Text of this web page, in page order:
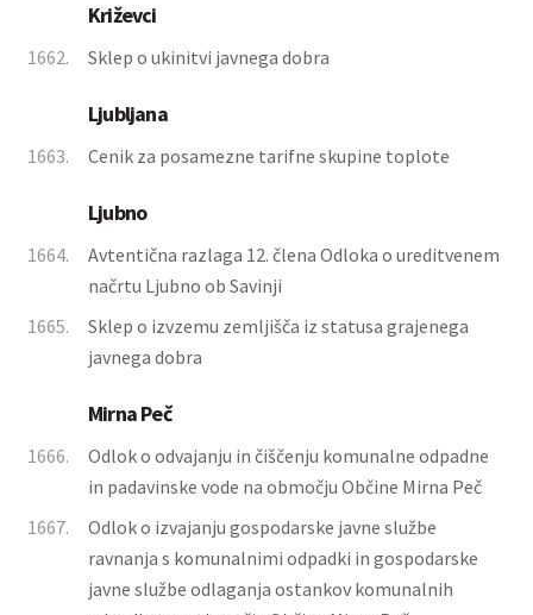
Križevci
1662. Sklep o ukinitvi javnega dobra
Ljubljana
1663. Cenik za posamezne tarifne skupine toplote
Ljubno
1664.
Avtentična razlaga 12. člena Odloka o ureditvenem
načrtu Ljubno ob Savinji
1665.
Sklep o izvzemu zemljišča iz statusa grajenega
javnega dobra
Mirna Peč
1666.
Odlok o odvajanju in čiščenju komunalne odpadne
in padavinske vode na območju Občine Mirna Peč
1667.
Odlok o izvajanju gospodarske javne službe
ravnanja s komunalnimi odpadki in gospodarske
javne službe odlaganja ostankov komunalnih